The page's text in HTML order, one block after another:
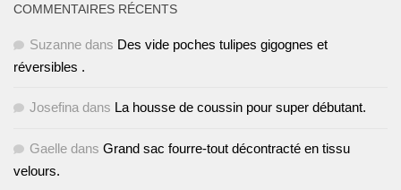
COMMENTAIRES RÉCENTS
Suzanne dans Des vide poches tulipes gigognes et
réversibles .
Josefina dans La housse de coussin pour super débutant.
Gaelle dans Grand sac fourre-tout décontracté en tissu
velours.